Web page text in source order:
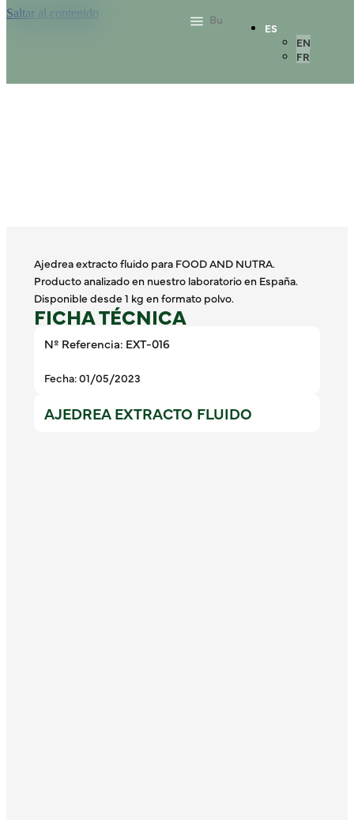
Saltar al contenido
ES
EN
FR
Ajedrea extracto fluido para FOOD AND NUTRA.
Producto analizado en nuestro laboratorio en España.
Disponible desde 1 kg en formato polvo.
FICHA TÉCNICA
Nº Referencia: EXT-016
Fecha: 01/05/2023
AJEDREA EXTRACTO FLUIDO